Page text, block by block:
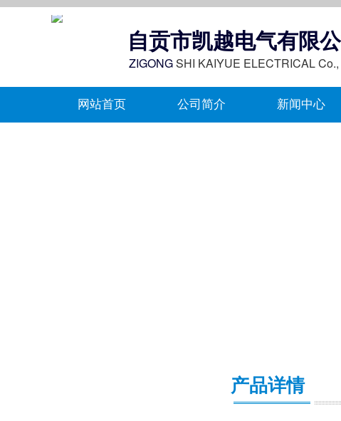
自贡市凯越电气有限
ZIGONGSHI KAIYUE ELECTRICAL
网站首页 公司简介 新闻中心
产品详情